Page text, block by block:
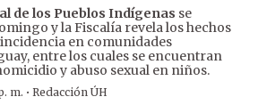
de los Pueblos Indígenas se
y la Fiscalía revela los hechos
en comunidades
entre los cuales se encuentran
y abuso sexual en niños.
m. · Redacción ÚH